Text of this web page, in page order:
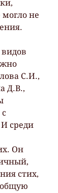
могло не
С.И.,
Д.В.,
среди
Он
стих,